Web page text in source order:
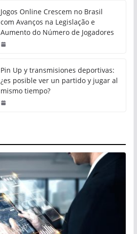
Jogos Online Crescem no Brasil
com Avanços na Legislação e
Aumento do Número de Jogadores
Pin Up y transmisiones deportivas:
¿es posible ver un partido y jugar al
mismo tiempo?